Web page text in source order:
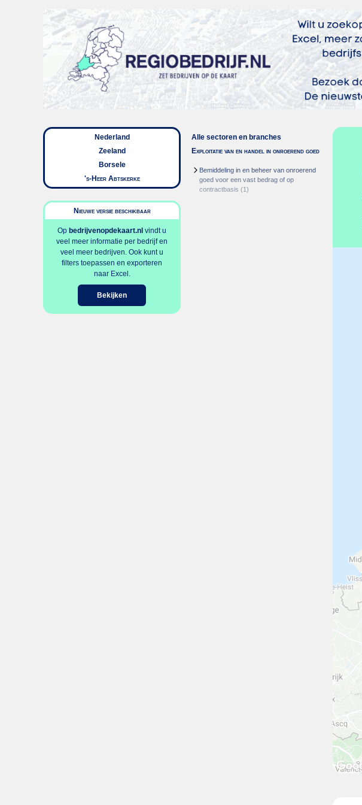
Nederland
Zeeland
Borsele
's-Heer Abtskerke
Nieuwe versie beschikbaar
Op bedrijvenopdekaart.nl vindt u
veel meer informatie per bedrijf en
veel meer bedrijven. Ook kunt u
filters toepassen en exporteren
naar Excel.
Bekijken
Alle sectoren en branches
Exploitatie van en handel in onroerend goed
Bemiddeling in en beheer van onroerend
goed voor een vast bedrag of op
contractbasis (1)